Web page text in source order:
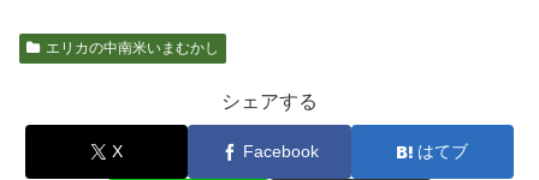
エリカの中南米いまむかし
シェアする
X Facebook はてブ